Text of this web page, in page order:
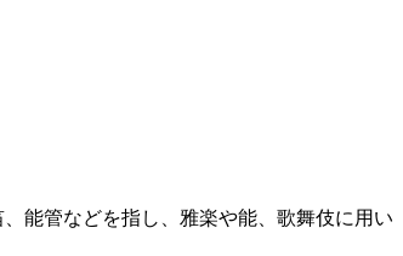
能管などを指し、雅楽や能、歌舞伎に用い